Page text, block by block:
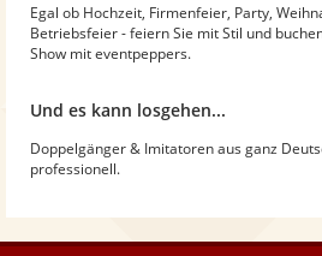
Egal ob Hochzeit, Firmenfeier, Party,
Betriebsfeier - feiern Sie mit Stil und
Show mit eventpeppers.
Und es kann losgehen...
Doppelgänger & Imitatoren aus ganz
professionell.